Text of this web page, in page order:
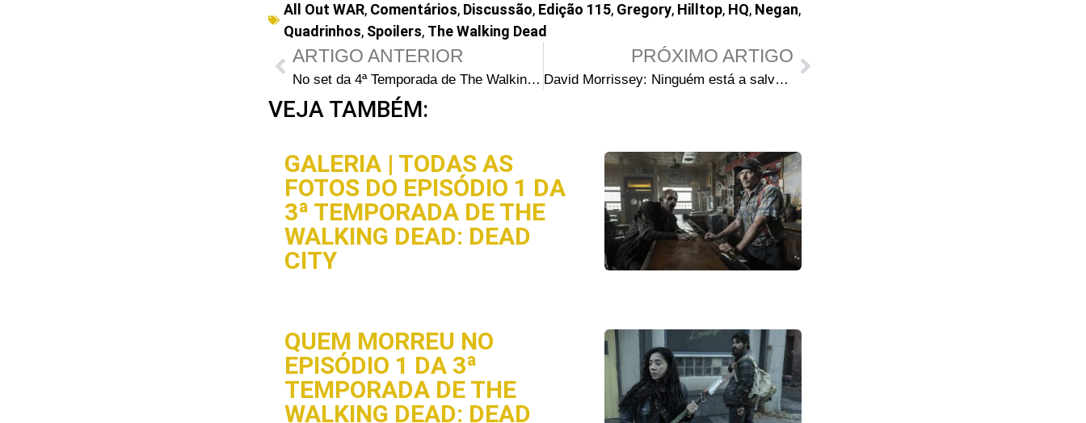
All Out WAR, Comentários, Discussão, Edição 115, Gregory, Hilltop, HQ, Negan,
Quadrinhos, Spoilers, The Walking Dead
ARTIGO ANTERIOR
No set da 4ª Temporada de The Walking Dead: Então Andrew Lincoln vai ao trailer de Norman Reedus e…
PRÓXIMO ARTIGO
David Morrissey: Ninguém está a salvo em The Walking Dead
VEJA TAMBÉM:
GALERIA | TODAS AS
FOTOS DO EPISÓDIO 1 DA
3ª TEMPORADA DE THE
WALKING DEAD: DEAD
CITY
QUEM MORREU NO
EPISÓDIO 1 DA 3ª
TEMPORADA DE THE
WALKING DEAD: DEAD